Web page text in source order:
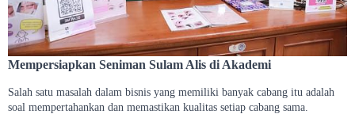
Mempersiapkan Seniman Sulam Alis di Akademi
Salah satu masalah dalam bisnis yang memiliki banyak cabang itu adalah
soal mempertahankan dan memastikan kualitas setiap cabang sama.